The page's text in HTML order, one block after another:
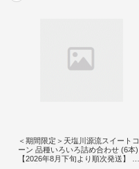
＜期間限定＞天塩川源流スイートコ
ーン 品種いろいろ詰め合わせ (6本)
【2026年8月下旬より順次発送】 北